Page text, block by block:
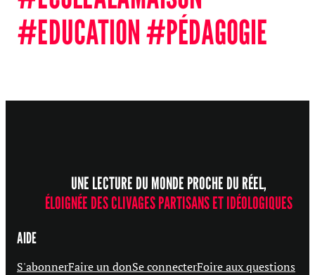
#EDUCATION #PÉDAGOGIE
UNE LECTURE DU MONDE PROCHE DU RÉEL,
ÉLOIGNÉE DES CLIVAGES PARTISANS ET IDÉOLOGIQUES
AIDE
S'abonnerFaire un donSe connecterFoire aux questions